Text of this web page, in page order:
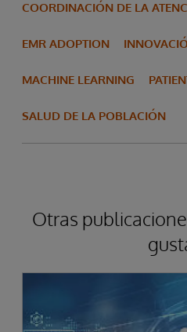
COORDINACIÓN DE LA
EMR ADOPTION
MACHINE LEARNING
SALUD DE LA POBLACIÓN
Otras